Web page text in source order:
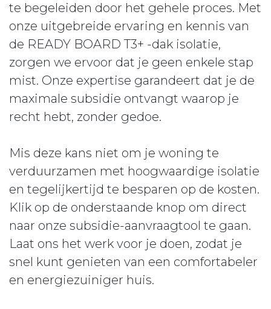
te begeleiden door het gehele proces. Met
onze uitgebreide ervaring en kennis van
de READY BOARD T3+ -dak isolatie,
zorgen we ervoor dat je geen enkele stap
mist. Onze expertise garandeert dat je de
maximale subsidie ontvangt waarop je
recht hebt, zonder gedoe.
Mis deze kans niet om je woning te
verduurzamen met hoogwaardige isolatie
en tegelijkertijd te besparen op de kosten.
Klik op de onderstaande knop om direct
naar onze subsidie-aanvraagtool te gaan.
Laat ons het werk voor je doen, zodat je
snel kunt genieten van een comfortabeler
en energiezuiniger huis.